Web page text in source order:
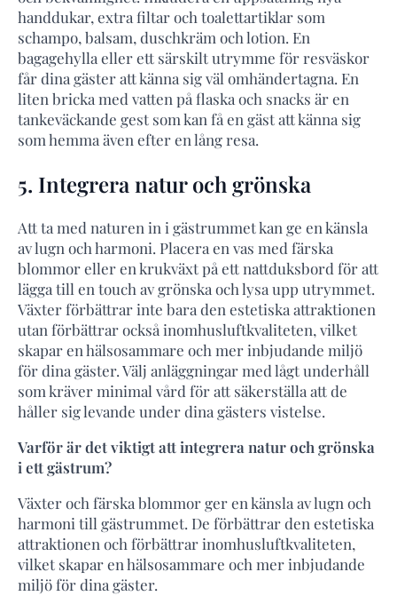
handdukar, extra filtar och toalettartiklar som
schampo, balsam, duschkräm och lotion. En
bagagehylla eller ett särskilt utrymme för resväskor
får dina gäster att känna sig väl omhändertagna. En
liten bricka med vatten på flaska och snacks är en
tankeväckande gest som kan få en gäst att känna sig
som hemma även efter en lång resa.
5. Integrera natur och grönska
Att ta med naturen in i gästrummet kan ge en känsla
av lugn och harmoni. Placera en vas med färska
blommor eller en krukväxt på ett nattduksbord för att
lägga till en touch av grönska och lysa upp utrymmet.
Växter förbättrar inte bara den estetiska attraktionen
utan förbättrar också inomhusluftkvaliteten, vilket
skapar en hälsosammare och mer inbjudande miljö
för dina gäster. Välj anläggningar med lågt underhåll
som kräver minimal vård för att säkerställa att de
håller sig levande under dina gästers vistelse.
Varför är det viktigt att integrera natur och grönska
i ett gästrum?
Växter och färska blommor ger en känsla av lugn och
harmoni till gästrummet. De förbättrar den estetiska
attraktionen och förbättrar inomhusluftkvaliteten,
vilket skapar en hälsosammare och mer inbjudande
miljö för dina gäster.